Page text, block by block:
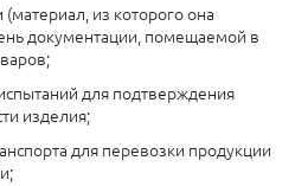
из которого она
документации, помещаемой в
для подтверждения
изделия;
для перевозки продукции